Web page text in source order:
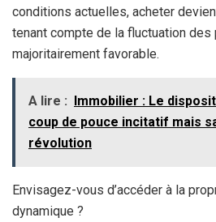
conditions actuelles, acheter
tenant compte de la fluctuation
majoritairement favorable.
A lire :
Immobilier : Le
coup de pouce incitatif mais
révolution
Envisagez-vous d’accéder à la
dynamique ?